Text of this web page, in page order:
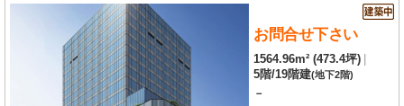
お問合せ下さい
1564.96m² (473.4坪)
5階/19階建(地下2階)
－